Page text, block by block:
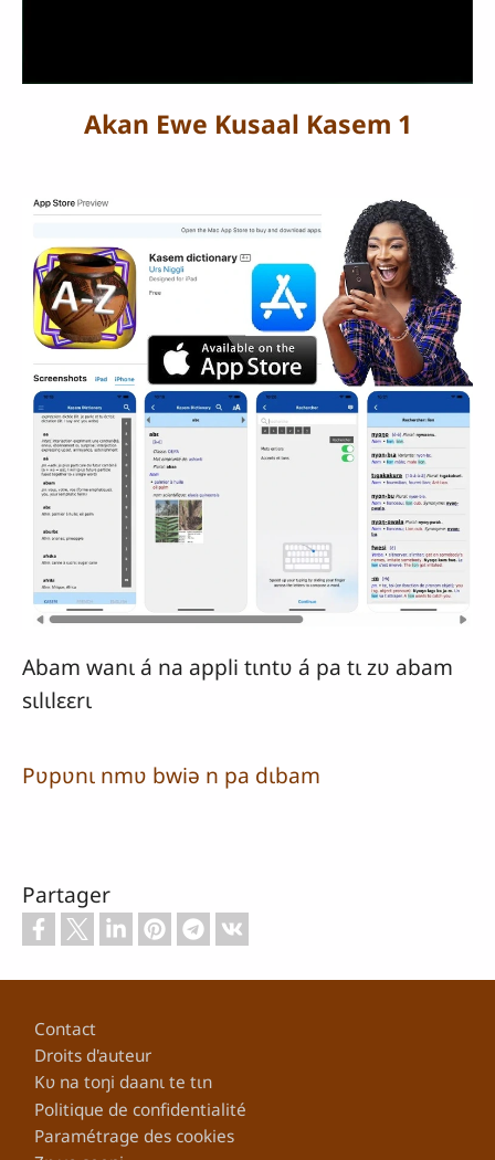
Akan Ewe Kusaal Kasem 1
Abam wanɩ á na appli tɩntʋ á pa tɩ zʋ abam
sɩlɩlɛɛrɩ
Pʋpʋnɩ nmʋ bwiə n pa dɩbam
Partager
Pied de page
Contact
Droits d'auteur
Kʋ na toŋi daanɩ te tɩn
Politique de confidentialité
Paramétrage des cookies